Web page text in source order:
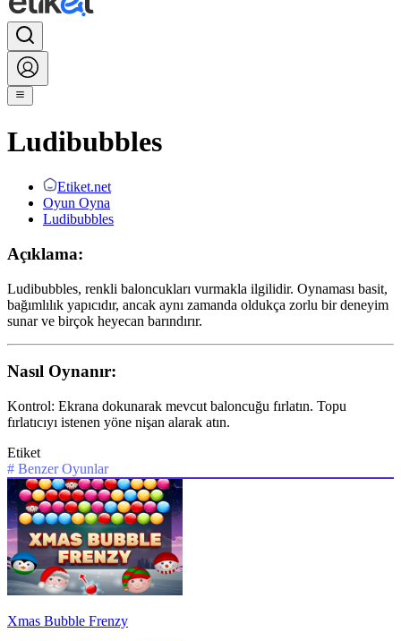
Ludibubbles
Etiket.net
Oyun Oyna
Ludibubbles
Açıklama:
Ludibubbles, renkli baloncukları vurmakla ilgilidir. Oynaması basit,
bağımlılık yapıcıdır, ancak aynı zamanda oldukça zorlu bir deneyim
sunar ve birçok heyecan barındırır.
Nasıl Oynanır:
Kontrol: Ekrana dokunarak mevcut baloncuğu fırlatın. Topu
fırlatıcıyı istenen yöne nişan alarak atın.
Etiket
# Benzer Oyunlar
Xmas Bubble Frenzy